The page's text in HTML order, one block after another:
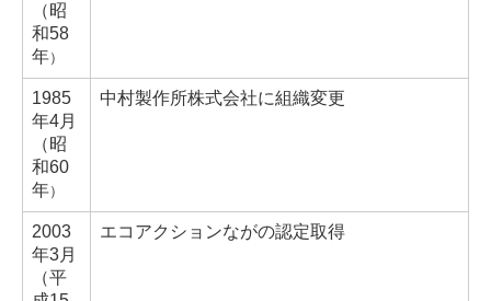
（昭
和58
年）
1985
年4月
（昭
和60
年）
中村製作所株式会社に組織変更
2003
年3月
（平
エコアクションながの認定取得